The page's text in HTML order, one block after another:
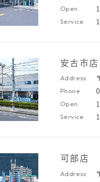
Open
Service
安古市店
Address
Phone
Open
Service
可部店
Address